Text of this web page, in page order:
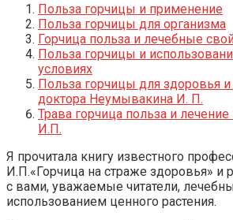
Польза горчицы и применение
Польза горчицы для организма
Горчица польза и лечебные
Польза горчицы и
условиях
Польза горчицы для здоровья
доктора Неумывакина И. П.
Трава горчица польза и
И.П.
Я прочитала книгу известного
И.П.«Горчица на страже здоровья» и
с вами, уважаемые читатели,
использованием ценного растения.